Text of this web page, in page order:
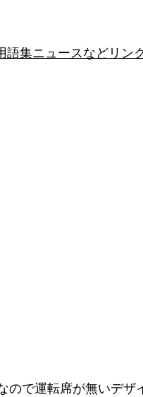
語集ニュースなどリン
で運転席が無いデ